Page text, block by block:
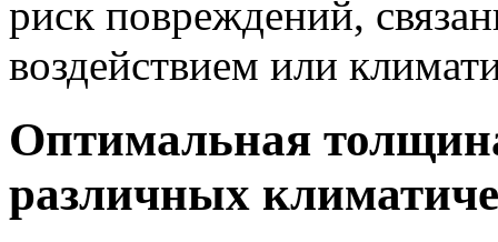
риск повреждений,
воздействием или
Оптимальная
различных